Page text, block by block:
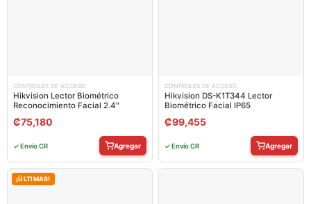
CONTROLES DE ACCESO
Hikvision Lector Biométrico
Reconocimiento Facial 2.4″
₡75,180
✓ Envío CR Agregar
CONTROLES DE ACCESO
Hikvision DS-K1T344 Lector
Biométrico Facial IP65
₡99,455
✓ Envío CR Agregar
¡ÚLTIMAS!